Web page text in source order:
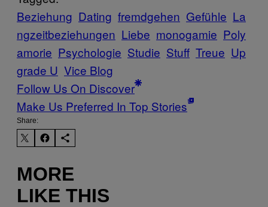
Beziehung Dating fremdgehen Gefühle La
ngzeitbeziehungen Liebe monogamie Poly
amorie Psychologie Studie Stuff Treue Up
grade U Vice Blog
Follow Us On Discover
Make Us Preferred In Top Stories
Share:
MORE
LIKE THIS